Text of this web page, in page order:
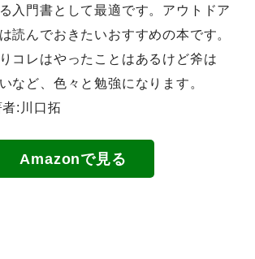
入門書として最適です。アウトドア
読んでおきたいおすすめの本です。
コレはやったことはあるけど斧は
など、色々と勉強になります。
:川口拓
Amazonで見る